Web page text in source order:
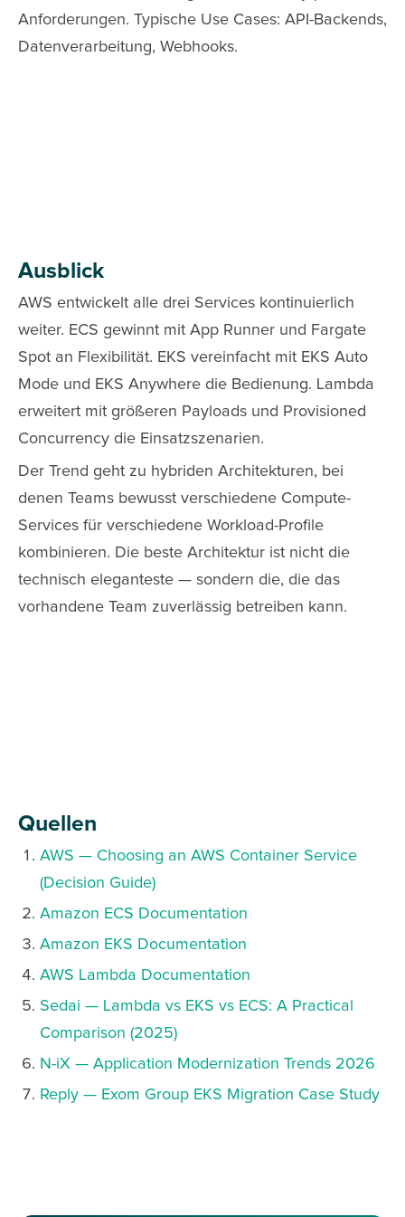
Anforderungen. Typische Use Cases: API-Backends,
Datenverarbeitung, Webhooks.
Ausblick
AWS entwickelt alle drei Services kontinuierlich
weiter. ECS gewinnt mit App Runner und Fargate
Spot an Flexibilität. EKS vereinfacht mit EKS Auto
Mode und EKS Anywhere die Bedienung. Lambda
erweitert mit größeren Payloads und Provisioned
Concurrency die Einsatzszenarien.
Der Trend geht zu hybriden Architekturen, bei
denen Teams bewusst verschiedene Compute-
Services für verschiedene Workload-Profile
kombinieren. Die beste Architektur ist nicht die
technisch eleganteste — sondern die, die das
vorhandene Team zuverlässig betreiben kann.
Quellen
AWS — Choosing an AWS Container Service
(Decision Guide)
Amazon ECS Documentation
Amazon EKS Documentation
AWS Lambda Documentation
Sedai — Lambda vs EKS vs ECS: A Practical
Comparison (2025)
N-iX — Application Modernization Trends 2026
Reply — Exom Group EKS Migration Case Study